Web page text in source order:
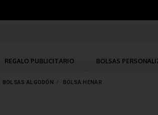
REGALO PUBLICITARIO BOLSAS
BOLSAS ALGODÓN BOLSA HENAR